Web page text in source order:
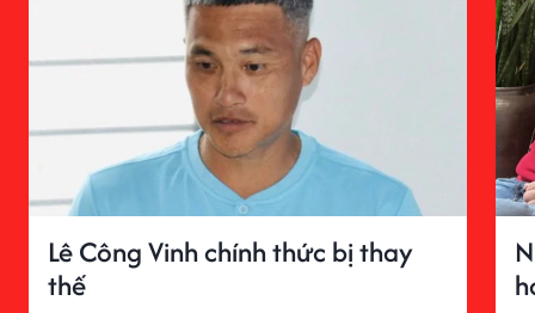
Lê Công Vinh chính thức bị thay
thế